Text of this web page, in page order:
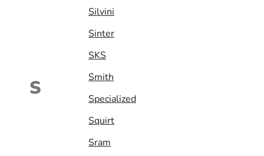
S
Silvini
Sinter
SKS
Smith
Specialized
Squirt
Sram